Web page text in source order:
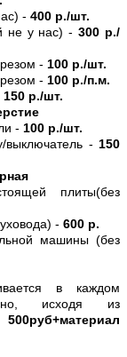
- 400 р./шт.
не у нас) -300 р./
- 100 р./шт.
- 100 р./п.м.
150 р./шт.
- 100 р./шт.
выключатель - 150
плиты(без
- 600 р.
машины (без
в каждом
исходя из